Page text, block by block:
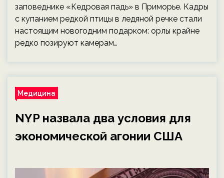
заповеднике «Кедровая падь» в Приморье. Кадры
с купанием редкой птицы в ледяной речке стали
настоящим новогодним подарком: орлы крайне
редко позируют камерам…
Медицина
NYP назвала два условия для
экономической агонии США